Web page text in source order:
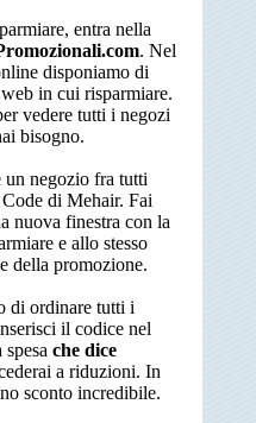
entra nella
. Nel
disponiamo di
in cui risparmiare.
vedere tutti i negozi
bisogno.
un negozio fra tutti
di Mehair. Fai
nuova finestra con la
e allo stesso
della promozione.
di ordinare tutti i
il codice nel
che dice
a riduzioni. In
sconto incredibile.